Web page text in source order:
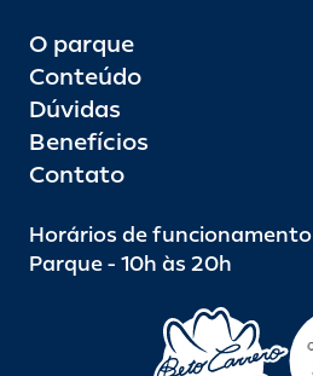
O parque
Conteúdo
Dúvidas
Benefícios
Contato
Horários de funcionamento
Parque - 10h às 20h